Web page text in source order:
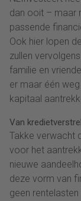
dan ooit – maar
passende
Ook hier lopen
zullen
familie en
er maar één
kapitaal
Van
Takke verwacht
voor het
nieuwe
deze vorm van
geen